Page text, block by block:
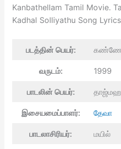
Kanbathellam Tamil Movie.
Kadhal Solliyathu Song
படத்தின் பெயர்:
வருடம்: 1999
பாடலின் பெயர்:
இசையமைப்பாளர்: தேவா
பாடலாசிரியர்: மயில்